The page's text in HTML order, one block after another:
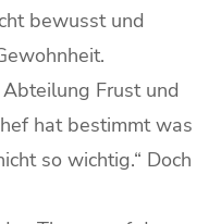
bewusst und
Frust und
hat bestimmt was
so wichtig.“ Doch